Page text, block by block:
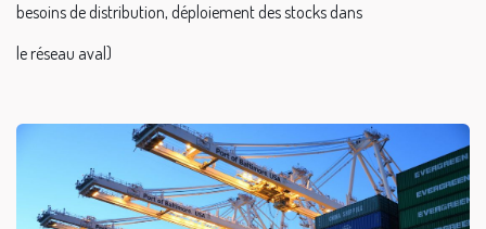
besoins de distribution, déploiement des stocks dans
le réseau aval)